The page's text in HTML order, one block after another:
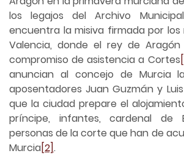
los legajos del Archivo
encuentra la misiva firmada por
Valencia, donde el rey de
compromiso de asistencia a Cortes
anuncian al concejo de Murcia
aposentadores Juan Guzmán y
que la ciudad prepare el
príncipe, infantes, cardenal de
personas de la corte que han de
Murcia[2].